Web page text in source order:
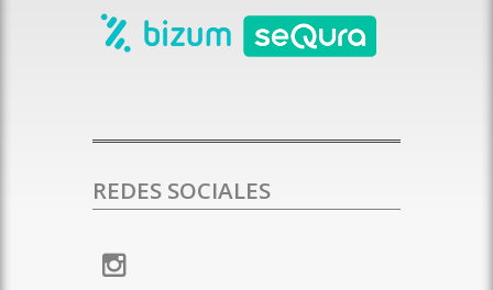
REDES SOCIALES